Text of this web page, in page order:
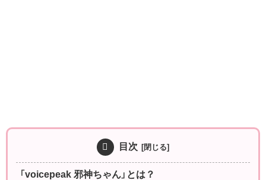
目次
「voicepeak 邪神ちゃん」とは？